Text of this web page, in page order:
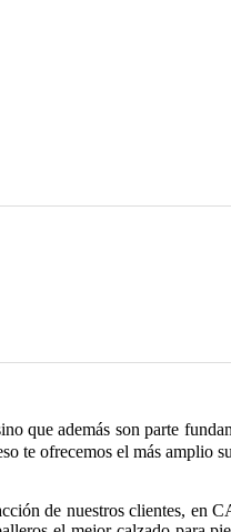
que además son parte
te ofrecemos el más amplio
de nuestros clientes, en